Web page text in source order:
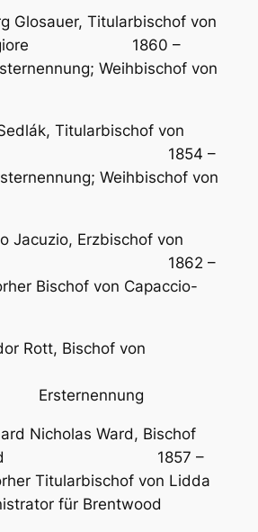
Glosauer, Titularbischof von
1860 –
Weihbischof von
Titularbischof von
1854 –
Weihbischof von
Jacuzio, Erzbischof von
1862 –
von Capaccio-
Rott, Bischof von
Ersternennung
Nicholas Ward, Bischof
1857 –
von Lidda
für Brentwood